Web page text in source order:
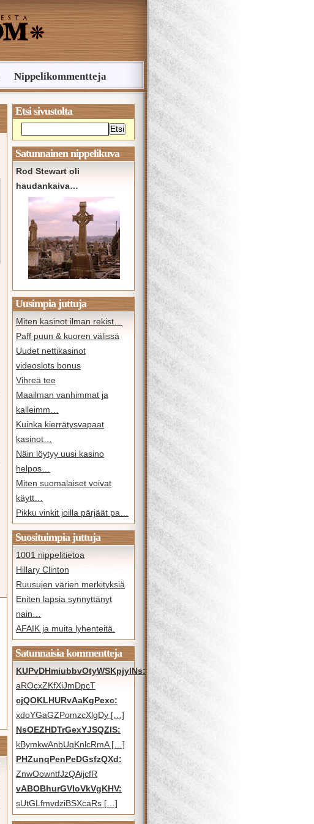
Nippelikommentteja
Etsi sivustolta
Etsi
Satunnainen nippelikuva
Rod Stewart oli
haudankaiva…
Uusimpia juttuja
Miten kasinot ilman rekist…
Paff puun & kuoren välissä
Uudet nettikasinot
videoslots bonus
Vihreä tee
Maailman vanhimmat ja
kalleimm…
Kuinka kierrätysvapaat
kasinot…
Näin löytyy uusi kasino
helpos…
Miten suomalaiset voivat
käytt…
Pikku vinkit joilla pärjäät pa…
Suosituimpia juttuja
1001 nippelitietoa
Hillary Clinton
Ruusujen värien merkityksiä
Eniten lapsia synnyttänyt
nain…
AFAIK ja muita lyhenteitä.
Satunnaisia kommentteja
KUPvDHmiubbvOtyWSKpjylNs:
aROcxZKfXiJmDpcT
cjQOKLHURvAaKgPexc:
xdoYGaGZPomzcXlgDy […]
NsOEZHDTrGexYJSQZIS:
kBymkwAnbUqKnlcRmA […]
PHZunqPenPeDGsfzQXd:
ZnwOowntfJzQAijcfR
vABOBhurGVloVkVgKHV:
sUtGLfmvdziBSXcaRs […]